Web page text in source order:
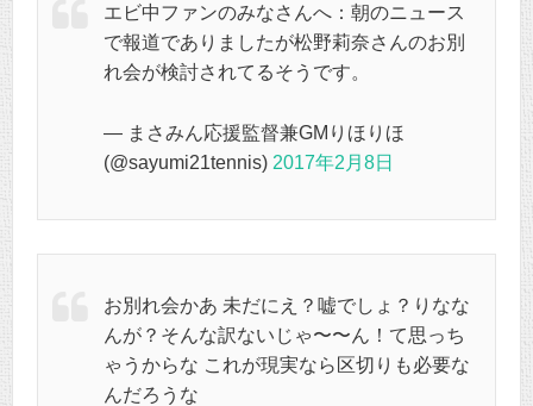
エビ中ファンのみなさんへ：朝のニュース
で報道でありましたが松野莉奈さんのお別
れ会が検討されてるそうです。
— まさみん応援監督兼GMりほりほ
(@sayumi21tennis) 2017年2月8日
お別れ会かあ 未だにえ？嘘でしょ？りなな
んが？そんな訳ないじゃ〜〜ん！て思っち
ゃうからな これが現実なら区切りも必要な
んだろうな